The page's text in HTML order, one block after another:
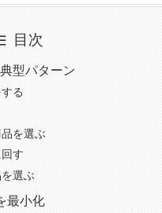
目次
型パターン
る
を選ぶ
す
選ぶ
最小化